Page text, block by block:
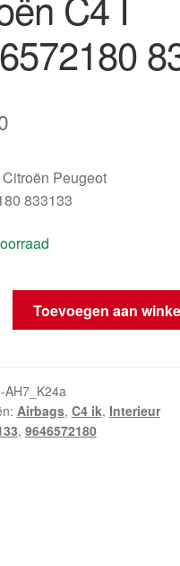
Peugeot
833133
Toevoegen aan
AH7_K24a
Airbags, C4 ik, Interieur
, 9646572180